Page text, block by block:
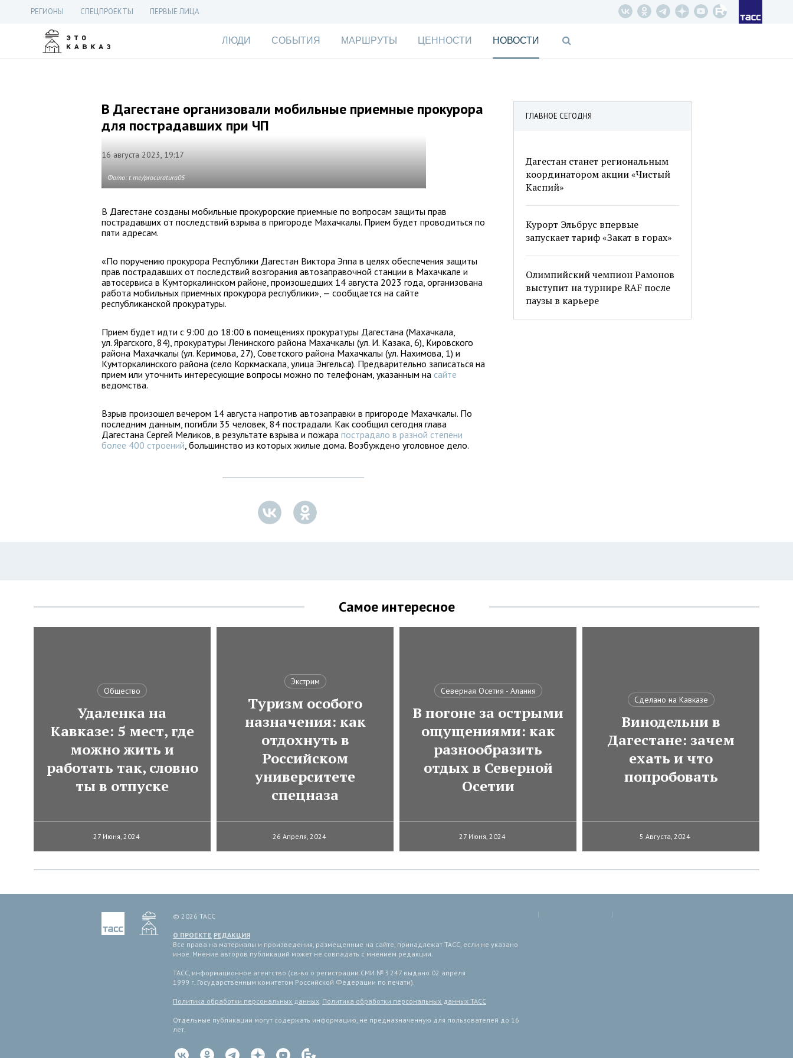
РЕГИОНЫ СПЕЦПРОЕКТЫ ПЕРВЫЕ ЛИЦА
ЛЮДИ СОБЫТИЯ МАРШРУТЫ ЦЕННОСТИ НОВОСТИ
ГЛАВНОЕ СЕГОДНЯ
Дагестан станет региональным
координатором акции «Чистый
Каспий»
Курорт Эльбрус впервые
запускает тариф «Закат в горах»
Олимпийский чемпион Рамонов
выступит на турнире RAF после
паузы в карьере
В Дагестане организовали мобильные приемные прокурора
для пострадавших при ЧП
16 августа 2023, 19:17
Фото: t.me/procuratura05
В Дагестане созданы мобильные прокурорские приемные по вопросам защиты прав
пострадавших от последствий взрыва в пригороде Махачкалы. Прием будет проводиться по
пяти адресам.
«По поручению прокурора Республики Дагестан Виктора Эппа в целях обеспечения защиты
прав пострадавших от последствий возгорания автозаправочной станции в Махачкале и
автосервиса в Кумторкалинском районе, произошедших 14 августа 2023 года, организована
работа мобильных приемных прокурора республики», — сообщается на сайте
республиканской прокуратуры.
Прием будет идти с 9:00 до 18:00 в помещениях прокуратуры Дагестана (Махачкала,
ул. Ярагского, 84), прокуратуры Ленинского района Махачкалы (ул. И. Казака, 6), Кировского
района Махачкалы (ул. Керимова, 27), Советского района Махачкалы (ул. Нахимова, 1) и
Кумторкалинского района (село Коркмаскала, улица Энгельса). Предварительно записаться на
прием или уточнить интересующие вопросы можно по телефонам, указанным на сайте
ведомства.
Взрыв произошел вечером 14 августа напротив автозаправки в пригороде Махачкалы. По
последним данным, погибли 35 человек, 84 пострадали. Как сообщил сегодня глава
Дагестана Сергей Меликов, в результате взрыва и пожара пострадало в разной степени
более 400 строений, большинство из которых жилые дома. Возбуждено уголовное дело.
Самое интересное
Общество
Удаленка на
Кавказе: 5 мест, где
можно жить и
работать так, словно
ты в отпуске
27 Июня, 2024
Экстрим
Туризм особого
назначения: как
отдохнуть в
Российском
университете
спецназа
26 Апреля, 2024
Северная Осетия - Алания
В погоне за острыми
ощущениями: как
разнообразить
отдых в Северной
Осетии
27 Июня, 2024
Сделано на Кавказе
Винодельни в
Дагестане: зачем
ехать и что
попробовать
5 Августа, 2024
© 2026 ТАСС
О ПРОЕКТЕ РЕДАКЦИЯ
Все права на материалы и произведения, размещенные на сайте, принадлежат ТАСС, если не указано
иное. Мнение авторов публикаций может не совпадать с мнением редакции.
ТАСС, информационное агентство (св-во о регистрации СМИ № 3 247 выдано 02 апреля
1999 г. Государственным комитетом Российской Федерации по печати).
Политика обработки персональных данных, Политика обработки персональных данных ТАСС
Отдельные публикации могут содержать информацию, не предназначенную для пользователей до 16
лет.